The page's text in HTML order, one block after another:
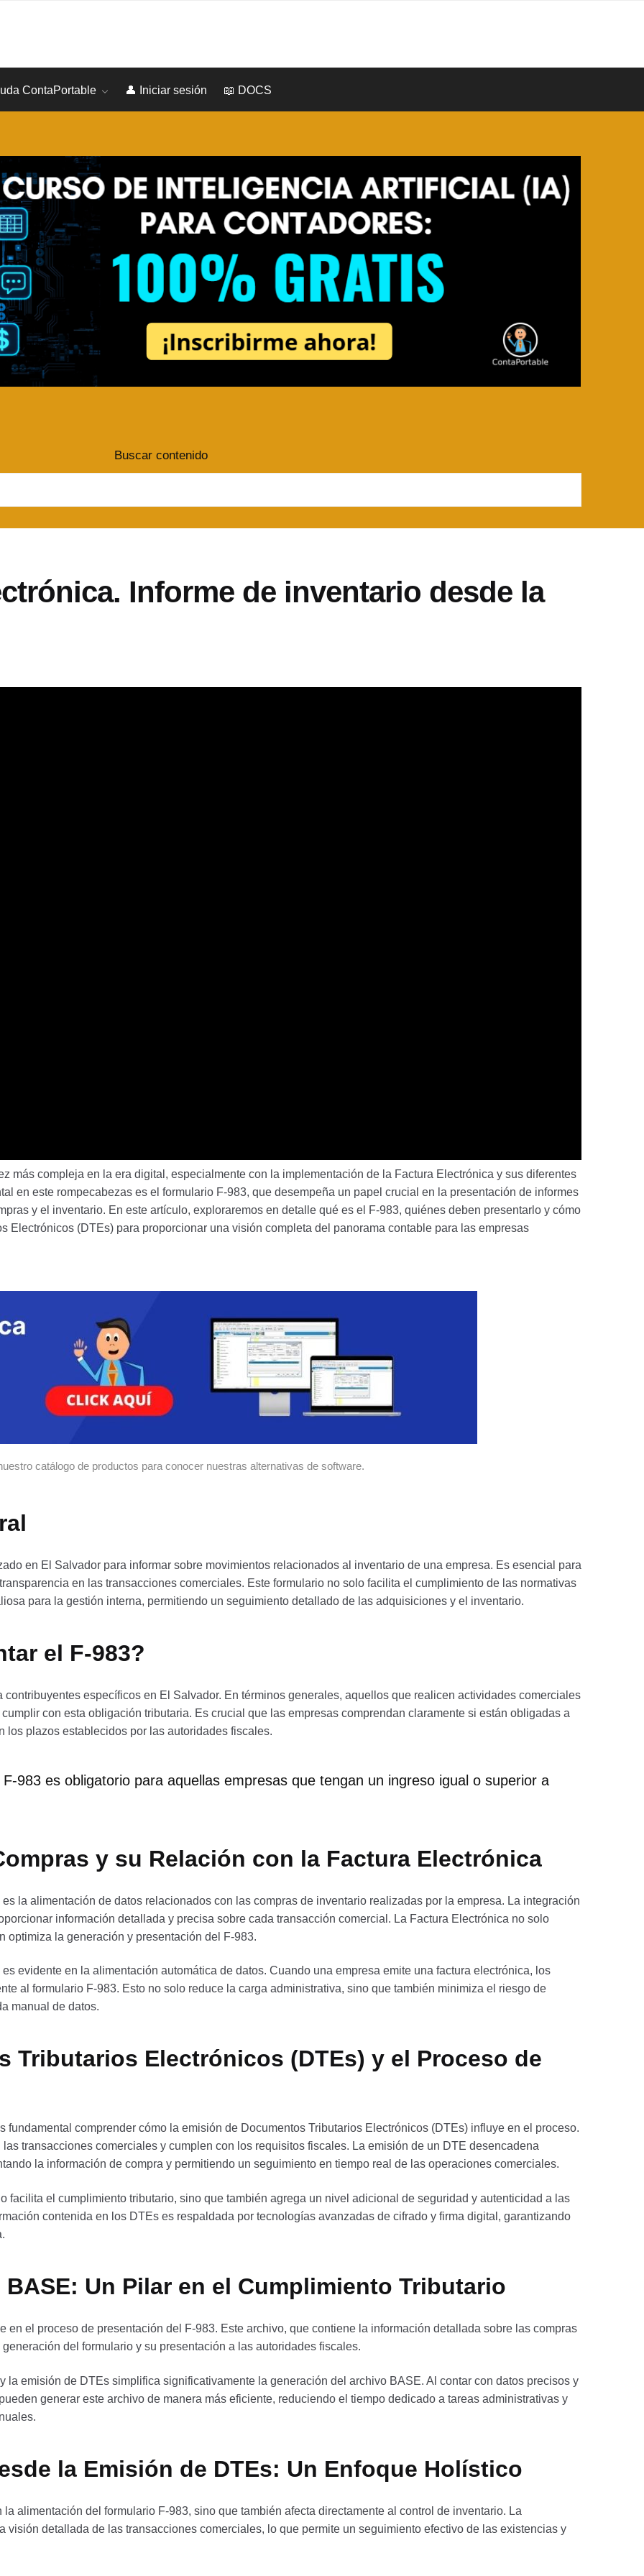
ContaPortable 👤 Iniciar sesión 📖 DOCS
Buscar contenido
Informe de inventario desde la
más compleja en la era digital, especialmente con la implementación de la Factura Electrónica y sus diferentes
en este rompecabezas es el formulario F-983, que desempeña un papel crucial en la presentación de informes
y el inventario. En este artículo, exploraremos en detalle qué es el F-983, quiénes deben presentarlo y cómo
Electrónicos (DTEs) para proporcionar una visión completa del panorama contable para las empresas
catálogo de productos para conocer nuestras alternativas de software.
en El Salvador para informar sobre movimientos relacionados al inventario de una empresa. Es esencial para
en las transacciones comerciales. Este formulario no solo facilita el cumplimiento de las normativas
para la gestión interna, permitiendo un seguimiento detallado de las adquisiciones y el inventario.
el F-983?
específicos en El Salvador. En términos generales, aquellos que realicen actividades comerciales
con esta obligación tributaria. Es crucial que las empresas comprendan claramente si están obligadas a
los plazos establecidos por las autoridades fiscales.
983 es obligatorio para aquellas empresas que tengan un ingreso igual o superior a
y su Relación con la Factura Electrónica
la alimentación de datos relacionados con las compras de inventario realizadas por la empresa. La integración
información detallada y precisa sobre cada transacción comercial. La Factura Electrónica no solo
optimiza la generación y presentación del F-983.
evidente en la alimentación automática de datos. Cuando una empresa emite una factura electrónica, los
al formulario F-983. Esto no solo reduce la carga administrativa, sino que también minimiza el riesgo de
manual de datos.
Tributarios Electrónicos (DTEs) y el Proceso de
fundamental comprender cómo la emisión de Documentos Tributarios Electrónicos (DTEs) influye en el proceso.
transacciones comerciales y cumplen con los requisitos fiscales. La emisión de un DTE desencadena
la información de compra y permitiendo un seguimiento en tiempo real de las operaciones comerciales.
facilita el cumplimiento tributario, sino que también agrega un nivel adicional de seguridad y autenticidad a las
contenida en los DTEs es respaldada por tecnologías avanzadas de cifrado y firma digital, garantizando
Un Pilar en el Cumplimiento Tributario
en el proceso de presentación del F-983. Este archivo, que contiene la información detallada sobre las compras
del formulario y su presentación a las autoridades fiscales.
la emisión de DTEs simplifica significativamente la generación del archivo BASE. Al contar con datos precisos y
generar este archivo de manera más eficiente, reduciendo el tiempo dedicado a tareas administrativas y
la Emisión de DTEs: Un Enfoque Holístico
alimentación del formulario F-983, sino que también afecta directamente al control de inventario. La
visión detallada de las transacciones comerciales, lo que permite un seguimiento efectivo de las existencias y